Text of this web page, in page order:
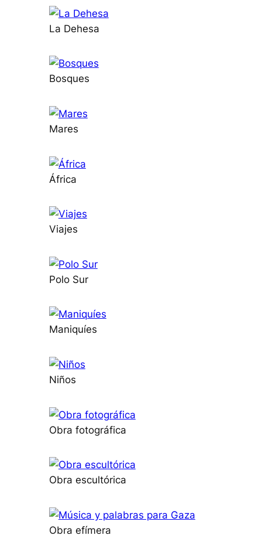
La Dehesa
Bosques
Mares
África
Viajes
Polo Sur
Maniquíes
Niños
Obra fotográfica
Obra escultórica
Obra efímera